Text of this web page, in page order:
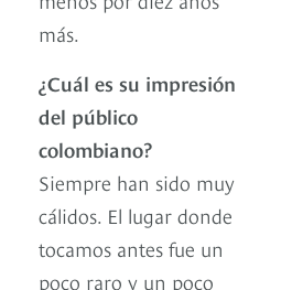
más.
¿Cuál es su impresión
del público
colombiano?
Siempre han sido muy
cálidos. El lugar donde
tocamos antes fue un
poco raro y un poco